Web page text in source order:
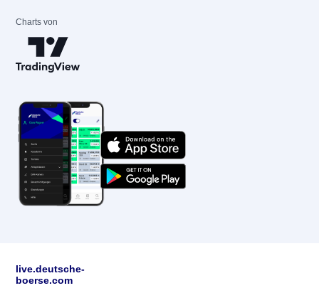
Charts von
live.deutsche-
boerse.com